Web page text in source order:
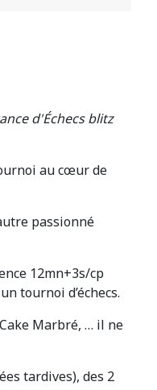
d'Échecs blitz
au cœur de
passionné
12mn+3s/cp
tournoi d’échecs.
Marbré, … il ne
tardives), des 2